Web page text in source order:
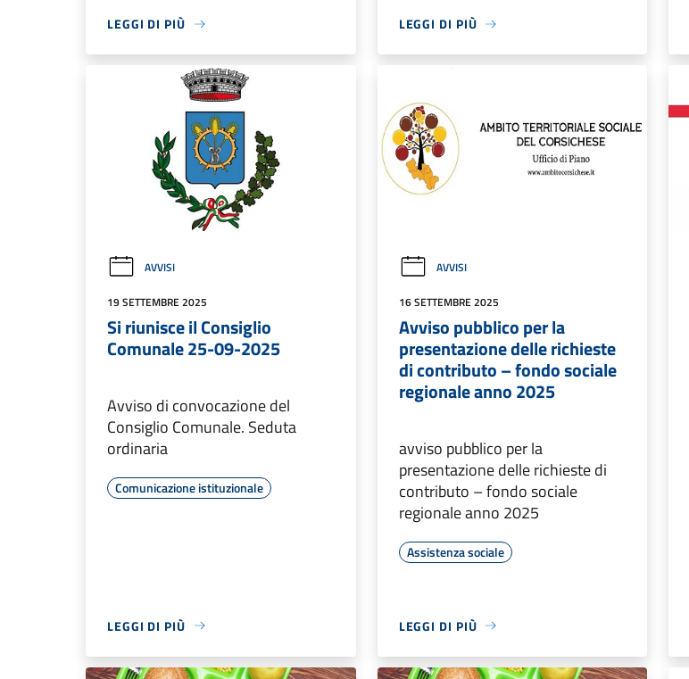
LEGGI DI PIÙ LEGGI DI PIÙ
AVVISI
19 SETTEMBRE 2025
Si riunisce il Consiglio
Comunale 25-09-2025
Avviso di convocazione del
Consiglio Comunale. Seduta
ordinaria
Comunicazione istituzionale
LEGGI DI PIÙ
AVVISI
16 SETTEMBRE 2025
Avviso pubblico per la
presentazione delle richieste
di contributo – fondo sociale
regionale anno 2025
avviso pubblico per la
presentazione delle richieste di
contributo – fondo sociale
regionale anno 2025
Assistenza sociale
LEGGI DI PIÙ